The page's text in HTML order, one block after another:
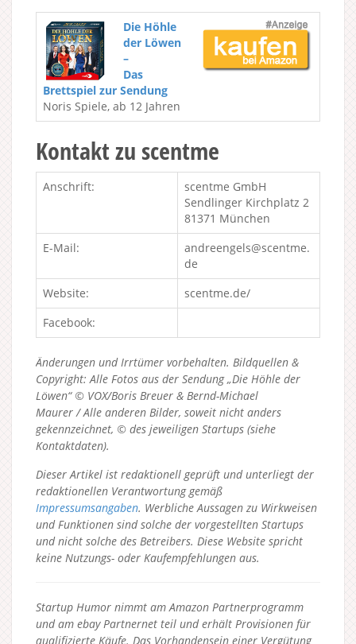
Die Höhle
der Löwen
–
Das
Brettspiel zur Sendung
Noris Spiele, ab 12 Jahren
Kontakt zu scentme
Anschrift:
scentme GmbH
Sendlinger Kirchplatz 2
81371 München
E-Mail:
andreengels@scentme.
de
Website:
scentme.de/
Facebook:
Änderungen und Irrtümer vorbehalten. Bildquellen &
Copyright: Alle Fotos aus der Sendung „Die Höhle der
Löwen“ © VOX/Boris Breuer & Bernd-Michael
Maurer / Alle anderen Bilder, soweit nicht anders
gekennzeichnet, © des jeweiligen Startups (siehe
Kontaktdaten).
Dieser Artikel ist redaktionell geprüft und unterliegt der
redaktionellen Verantwortung gemäß
Impressumsangaben. Werbliche Aussagen zu Wirkweisen
und Funktionen sind solche der vorgestellten Startups
und nicht solche des Betreibers. Diese Website spricht
keine Nutzungs- oder Kaufempfehlungen aus.
Startup Humor nimmt am Amazon Partnerprogramm
und am ebay Partnernet teil und erhält Provisionen für
qualifizierte Käufe. Das Vorhandensein einer Vergütung